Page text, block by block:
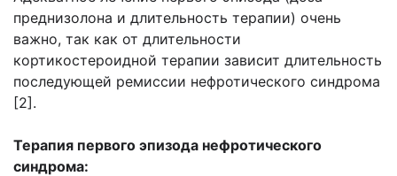
преднизолона и длительность терапии) очень
важно, так как от длительности
кортикостероидной терапии зависит длительность
последующей ремиссии нефротического синдрома
[2].
Терапия первого эпизода нефротического
синдрома: